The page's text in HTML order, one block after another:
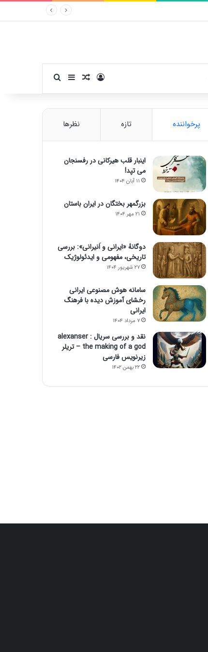
ورودنوشته تصادفی
سایدبارجستجو برای
پرخواننده تازه نظرها
اینبار قلب هیرکانی در رفسنجان
می تپد!
۱۱ آبان ۱۴۰۴
بزرگمهر بختگان در ایران باستان
۲۱ مهر ۱۴۰۴
دوگانهٔ «ایرانی و اَنیرانی»: بررسی
تاریخی، مفهومی و ایدئولوژیک
۲۷ شهریور ۱۴۰۴
سامانه هوش مصنوعی ایرانی
رخشای آموزش دیده با فرهنگ
ایرانی
۷ مرداد ۱۴۰۴
نقد و بررسی سریال alexanser :
the making of a god – تریلر
زیرنویس فارسی
۲۲ بهمن ۱۴۰۲